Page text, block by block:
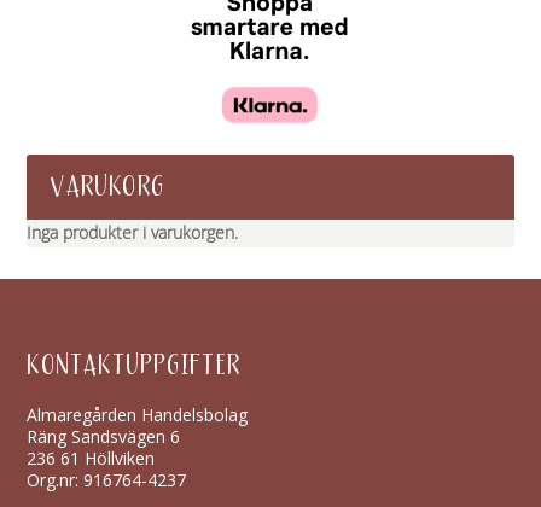
VARUKORG
Inga produkter i varukorgen.
KONTAKTUPPGIFTER
Almaregården Handelsbolag
Räng Sandsvägen 6
236 61 Höllviken
Org.nr: 916764-4237